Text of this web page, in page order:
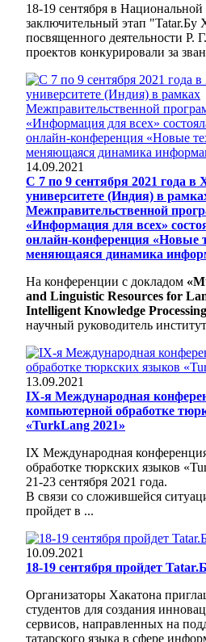
18-19 сентября в
заключительный этап "Tatar.Бу
посвященного деятельности Р.
проектов конкурировали за
14.09.2021
С 7 по 9 сентября 2021 года в
университете (Индия) в
Межправительственной
«Информация для всех»
онлайн-конференция «Новые
меняющаяся динамика
На конференции с докладом
and Linguistic Resources for
Intelligent Knowledge
научный руководитель
13.09.2021
IХ-я Международная
компьютерной обработке
«TurkLang 2021»
IХ Международная
обработке тюркских языков
21-23 сентября 2021 года.
В связи со сложившейся
пройдет в ...
10.09.2021
18-19 сентября пройдет
Организаторы Хакатона
студентов для создания
сервисов, направленных на
татарского языка в сфере